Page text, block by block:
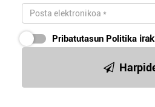
Pribatutasun Politika